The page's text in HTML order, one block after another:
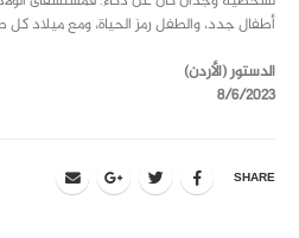
أطفال جدد، والطفل رمز الحياة، ومع ميلاد
الدستور (الأردن)
8/6/2023
SHARE